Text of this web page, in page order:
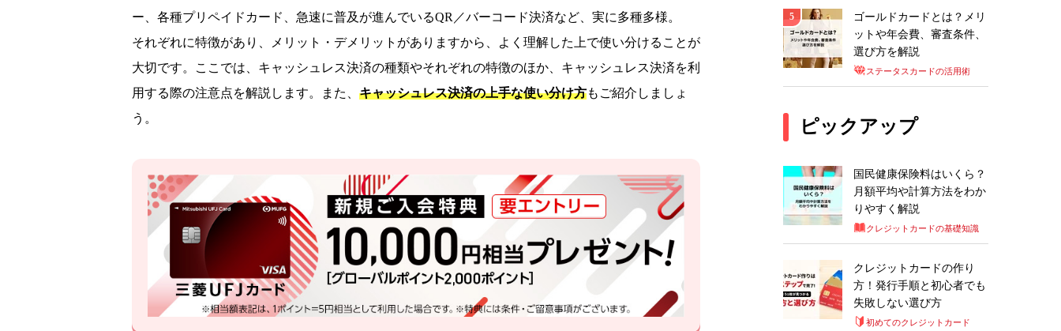
ー、各種プリペイドカード、急速に普及が進んでいるQR／バーコード決済など、実に多種多様。
それぞれに特徴があり、メリット・デメリットがありますから、よく理解した上で使い分けることが
大切です。ここでは、キャッシュレス決済の種類やそれぞれの特徴のほか、キャッシュレス決済を利
用する際の注意点を解説します。また、 キャッシュレス決済の上手な使い分け方もご紹介しましょ
う。
ゴールドカードとは？メリ
ットや年会費、審査条件、
選び方を解説
ステータスカードの活用術
ピックアップ
国民健康保険料はいくら？
月額平均や計算方法をわか
りやすく解説
クレジットカードの基礎知識
クレジットカードの作り
方！発行手順と初心者でも
失敗しない選び方
初めてのクレジットカード